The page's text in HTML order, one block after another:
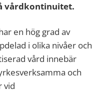
vårdkontinuitet.
en hög grad av
i olika nivåer och
vård innebär
och
vid